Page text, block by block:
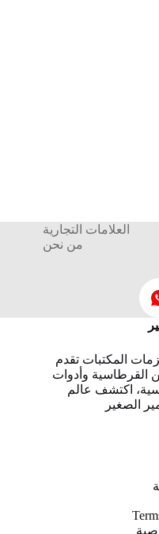
العلامات التجارية
من نحن
المكتبات تقدم
القرطاسية وأدوات
اكتشف عالم
الصغير